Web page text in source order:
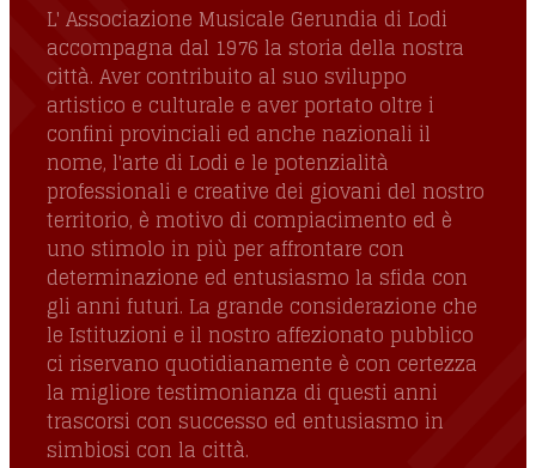
L' Associazione Musicale Gerundia di Lodi
accompagna dal 1976 la storia della nostra
città. Aver contribuito al suo sviluppo
artistico e culturale e aver portato oltre i
confini provinciali ed anche nazionali il
nome, l'arte di Lodi e le potenzialità
professionali e creative dei giovani del nostro
territorio, è motivo di compiacimento ed è
uno stimolo in più per affrontare con
determinazione ed entusiasmo la sfida con
gli anni futuri. La grande considerazione che
le Istituzioni e il nostro affezionato pubblico
ci riservano quotidianamente è con certezza
la migliore testimonianza di questi anni
trascorsi con successo ed entusiasmo in
simbiosi con la città.